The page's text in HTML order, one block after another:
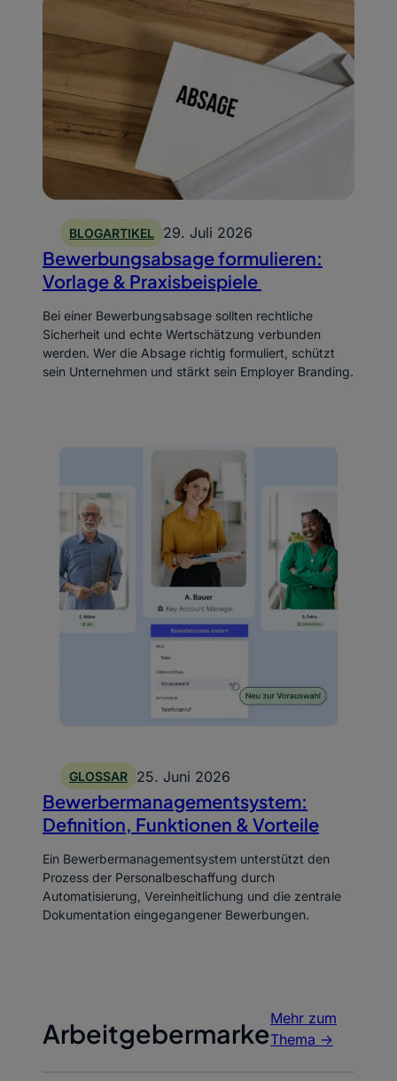
BLOGARTIKEL 29. Juli 2026
Bewerbungsabsage formulieren:
Vorlage & Praxisbeispiele
Bei einer Bewerbungsabsage sollten rechtliche
Sicherheit und echte Wertschätzung verbunden
werden. Wer die Absage richtig formuliert, schützt
sein Unternehmen und stärkt sein Employer Branding.
GLOSSAR 25. Juni 2026
Bewerbermanagementsystem:
Definition, Funktionen & Vorteile
Ein Bewerbermanagementsystem unterstützt den
Prozess der Personalbeschaffung durch
Automatisierung, Vereinheitlichung und die zentrale
Dokumentation eingegangener Bewerbungen.
ArbeitgebermarkeMehr zum
Thema ->